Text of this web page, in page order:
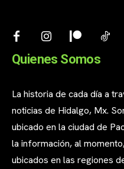
Quienes Somos
La historia de cada día a
noticias de Hidalgo, Mx.
ubicado en la ciudad de
la información, al
ubicados en las regiones